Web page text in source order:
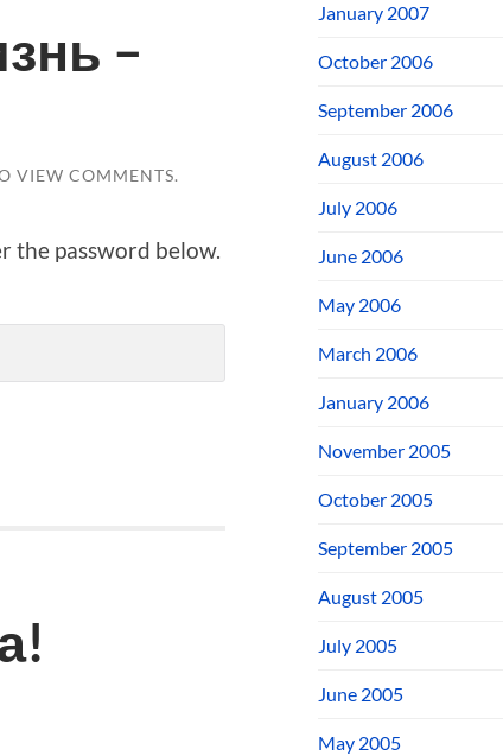
–
VIEW COMMENTS.
the password below.
January 2007
October 2006
September 2006
August 2006
July 2006
June 2006
May 2006
March 2006
January 2006
November 2005
October 2005
September 2005
August 2005
July 2005
June 2005
May 2005